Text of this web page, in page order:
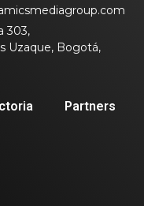
303,
Uzaque, Bogotá,
Partners